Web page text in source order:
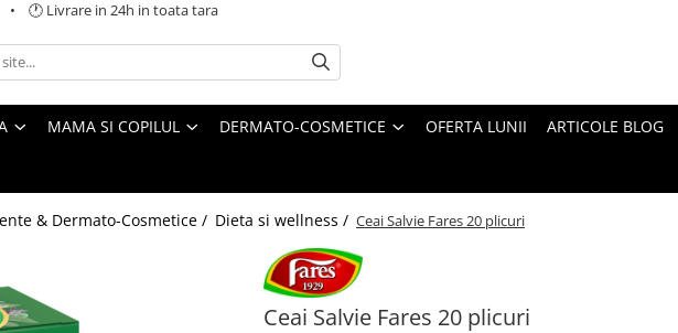
• 🕐 Livrare in 24h in toata tara
MAMA SI COPILUL DERMATO-COSMETICE OFERTA LUNII ARTICOLE BLOG
& Dermato-Cosmetice / Dieta si wellness / Ceai Salvie Fares 20 plicuri
Ceai Salvie Fares 20 plicuri